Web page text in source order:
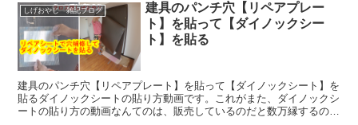
しげおやじ 雑記ブログ
建具のパンチ穴【リペアプレー
ト】を貼って【ダイノックシー
ト】を貼る
建具のパンチ穴【リペアプレート】を貼って【ダイノックシート】を
貼るダイノックシートの貼り方動画です。これがまた、ダイノックシ
ートの貼り方の動画なんてのは、販売しているのだと数万縁するのよ